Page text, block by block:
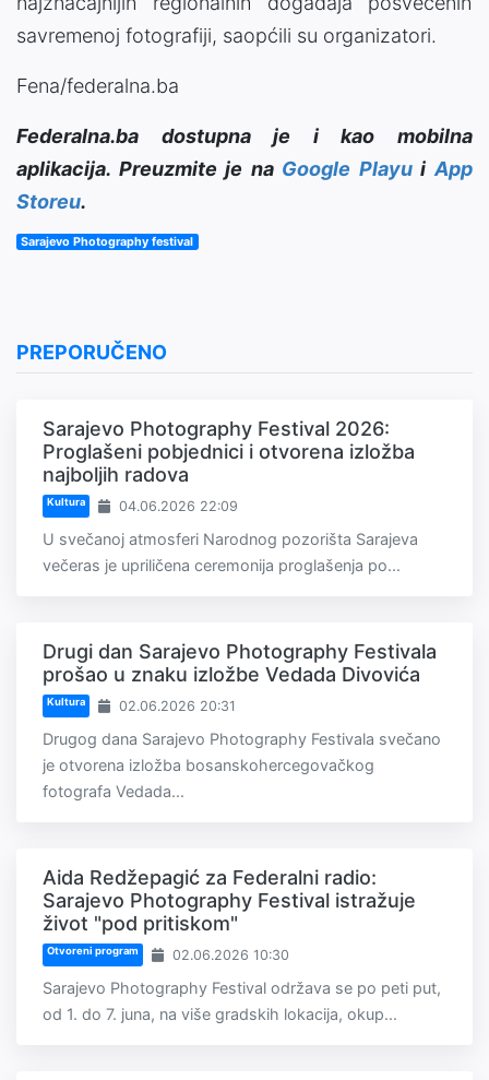
savremenoj fotografiji, saopćili su organizatori.
Fena/federalna.ba
Federalna.ba dostupna je i kao mobilna
aplikacija. Preuzmite je na Google PlayuiApp
Storeu.
Sarajevo Photography festival
PREPORUČENO
Sarajevo Photography Festival 2026:
Proglašeni pobjednici i otvorena izložba
najboljih radova
Kultura 04.06.2026 22:09
U svečanoj atmosferi Narodnog pozorišta Sarajeva
večeras je upriličena ceremonija proglašenja po...
Drugi dan Sarajevo Photography Festivala
prošao u znaku izložbe Vedada Divovića
Kultura 02.06.2026 20:31
Drugog dana Sarajevo Photography Festivala svečano
je otvorena izložba bosanskohercegovačkog
fotografa Vedada...
Aida Redžepagić za Federalni radio:
Sarajevo Photography Festival istražuje
život "pod pritiskom"
Otvoreni program 02.06.2026 10:30
Sarajevo Photography Festival održava se po peti put,
od 1. do 7. juna, na više gradskih lokacija, okup...